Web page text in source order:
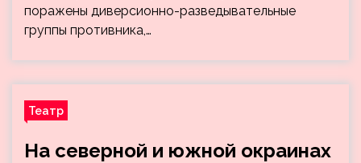
поражены диверсионно-разведывательные
группы противника,…
Театр
На северной и южной окраинах